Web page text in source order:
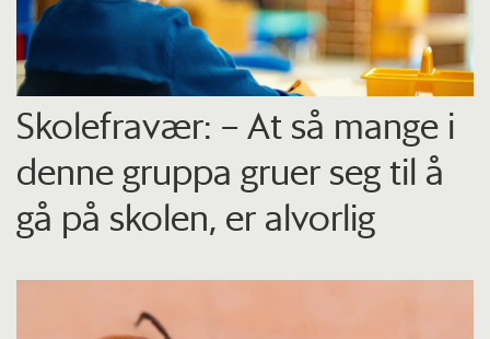
Skolefravær: – At så mange i
denne gruppa gruer seg til å
gå på skolen, er alvorlig